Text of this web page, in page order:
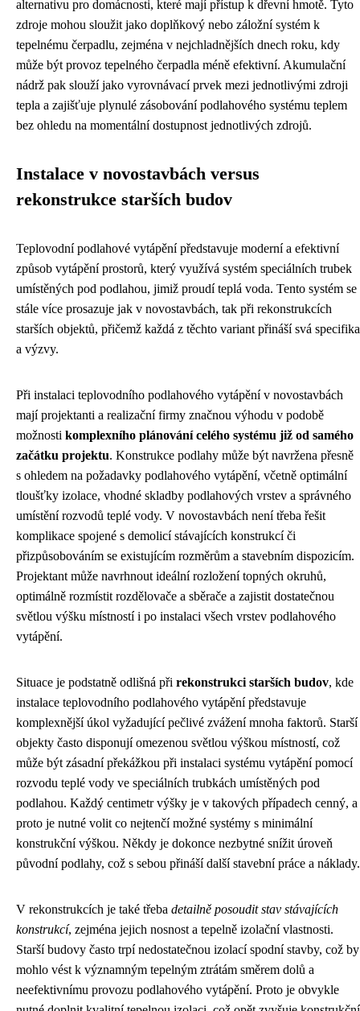
alternativu pro domácnosti, které mají přístup k dřevní hmotě. Tyto
zdroje mohou sloužit jako doplňkový nebo záložní systém k
tepelnému čerpadlu, zejména v nejchladnějších dnech roku, kdy
může být provoz tepelného čerpadla méně efektivní. Akumulační
nádrž pak slouží jako vyrovnávací prvek mezi jednotlivými zdroji
tepla a zajišťuje plynulé zásobování podlahového systému teplem
bez ohledu na momentální dostupnost jednotlivých zdrojů.
Instalace v novostavbách versus
rekonstrukce starších budov
Teplovodní podlahové vytápění představuje moderní a efektivní
způsob vytápění prostorů, který využívá systém speciálních trubek
umístěných pod podlahou, jimiž proudí teplá voda. Tento systém se
stále více prosazuje jak v novostavbách, tak při rekonstrukcích
starších objektů, přičemž každá z těchto variant přináší svá specifika
a výzvy.
Při instalaci teplovodního podlahového vytápění v novostavbách
mají projektanti a realizační firmy značnou výhodu v podobě
možnosti komplexního plánování celého systému již od samého
začátku projektu. Konstrukce podlahy může být navržena přesně
s ohledem na požadavky podlahového vytápění, včetně optimální
tloušťky izolace, vhodné skladby podlahových vrstev a správného
umístění rozvodů teplé vody. V novostavbách není třeba řešit
komplikace spojené s demolicí stávajících konstrukcí či
přizpůsobováním se existujícím rozměrům a stavebním dispozicím.
Projektant může navrhnout ideální rozložení topných okruhů,
optimálně rozmístit rozdělovače a sběrače a zajistit dostatečnou
světlou výšku místností i po instalaci všech vrstev podlahového
vytápění.
Situace je podstatně odlišná při rekonstrukci starších budov, kde
instalace teplovodního podlahového vytápění představuje
komplexnější úkol vyžadující pečlivé zvážení mnoha faktorů. Starší
objekty často disponují omezenou světlou výškou místností, což
může být zásadní překážkou při instalaci systému vytápění pomocí
rozvodu teplé vody ve speciálních trubkách umístěných pod
podlahou. Každý centimetr výšky je v takových případech cenný, a
proto je nutné volit co nejtenčí možné systémy s minimální
konstrukční výškou. Někdy je dokonce nezbytné snížit úroveň
původní podlahy, což s sebou přináší další stavební práce a náklady.
V rekonstrukcích je také třeba detailně posoudit stav stávajících
konstrukcí, zejména jejich nosnost a tepelně izolační vlastnosti.
Starší budovy často trpí nedostatečnou izolací spodní stavby, což by
mohlo vést k významným tepelným ztrátám směrem dolů a
neefektivnímu provozu podlahového vytápění. Proto je obvykle